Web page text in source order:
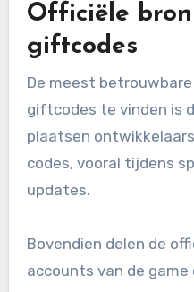
Officiële
giftcodes
De meest
giftcodes te vinden is
plaatsen
codes, vooral tijdens
updates.
Bovendien delen de
accounts van de